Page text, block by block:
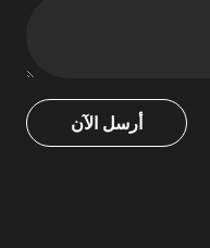
أرسل الآن